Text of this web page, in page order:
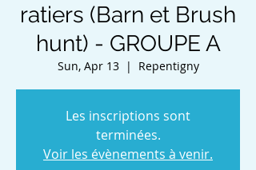
ratiers (Barn et Brush
hunt) - GROUPE A
Sun, Apr 13
  |
Repentigny
Les inscriptions sont
terminées.
Voir les évènements à venir.